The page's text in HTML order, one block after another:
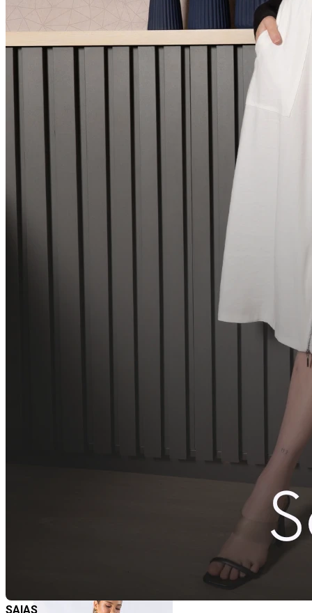
SAIAS